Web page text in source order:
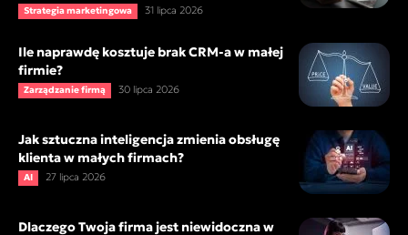
Strategia marketingowa 31 lipca 2026
Ile naprawdę kosztuje brak CRM-a w małej
firmie?
Zarządzanie firmą 30 lipca 2026
Jak sztuczna inteligencja zmienia obsługę
klienta w małych firmach?
AI 27 lipca 2026
Dlaczego Twoja firma jest niewidoczna w